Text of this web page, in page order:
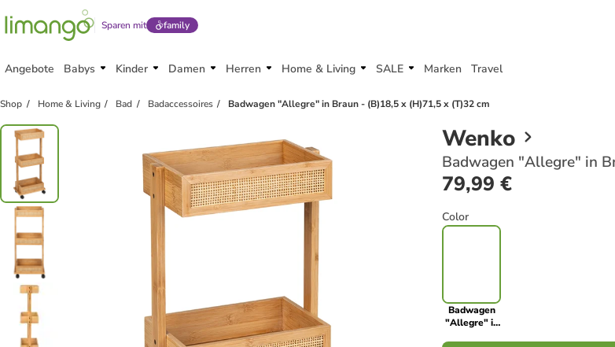
Sparen mit family
Angebote Babys Kinder Damen Herren Home & Living SALE Marken Travel
Shop Home & Living Bad Badaccessoires Badwagen "Allegre" in Braun - (B)18,5 x (H)71,5 x (T)32 cm
Wenko
Badwagen "Allegre" in
79,99 €
Color
Badwagen
"Allegre" in